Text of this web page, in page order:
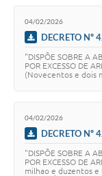
04/02/2026
DECRETO Nº
"DISPÕE SOBRE A
POR EXCESSO DE
(Novecentos e dois
04/02/2026
DECRETO Nº
"DISPÕE SOBRE A
POR EXCESSO DE
milhao e duzentos e